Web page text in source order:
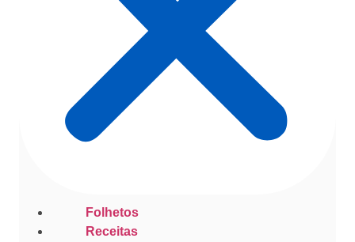
Folhetos
Receitas